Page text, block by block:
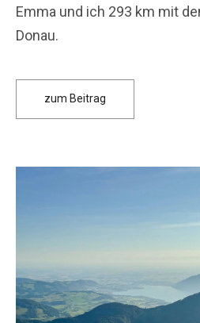
Emma und ich 293 km mit
Donau.
zum Beitrag